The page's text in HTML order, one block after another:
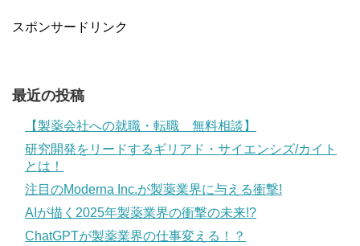
スポンサードリンク
最近の投稿
【製薬会社への就職・転職 無料相談】
研究開発をリードするギリアド・サイエンシズ/カイト
とは！
注目のModerna Inc.が製薬業界に与える衝撃!
AIが描く2025年製薬業界の衝撃の未来!?
ChatGPTが製薬業界の仕事変える！？